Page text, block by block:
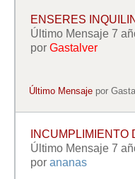
ENSERES
Último Mensaje 7
por Gastalver
Último Mensaje por
INCUMPLIMIENTO
Último Mensaje 7
por ananas